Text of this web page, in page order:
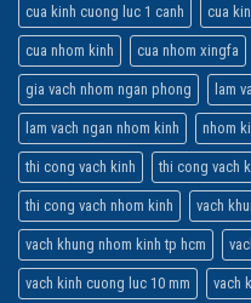
cua kinh cuong luc 1 canh cua
cua nhom kinh cua nhom xingfa
gia vach nhom ngan phong lam
lam vach ngan nhom kinh nhom
thi cong vach kinh thi cong vach
thi cong vach nhom kinh vach
vach khung nhom kinh tp hcm
vach kinh cuong luc 10 mm vach